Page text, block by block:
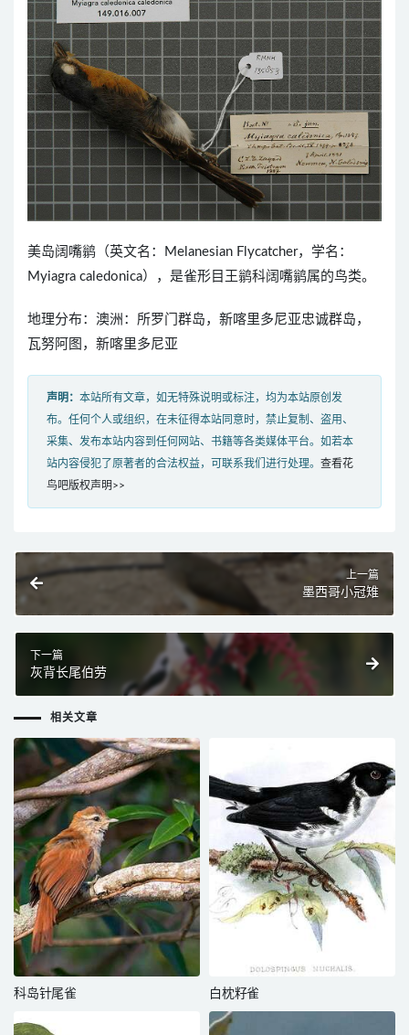
美岛阔嘴鹟（英文名：Melanesian Flycatcher，学名：
Myiagra caledonica），是雀形目王鹟科阔嘴鹟属的鸟类。
地理分布：澳洲：所罗门群岛，新喀里多尼亚忠诚群岛，
瓦努阿图，新喀里多尼亚
声明： 本站所有文章，如无特殊说明或标注，均为本站原创发
布。任何个人或组织，在未征得本站同意时，禁止复制、盗用、
采集、发布本站内容到任何网站、书籍等各类媒体平台。如若本
站内容侵犯了原著者的合法权益，可联系我们进行处理。 查看花
鸟吧版权声明>>
上一篇
墨西哥小冠雉
下一篇
灰背长尾伯劳
相关文章
科岛针尾雀 白枕籽雀